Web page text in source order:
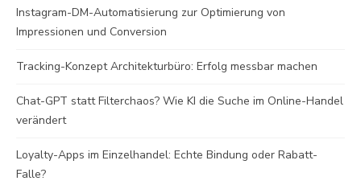
Instagram-DM-Automatisierung zur Optimierung von
Impressionen und Conversion
Tracking-Konzept Architekturbüro: Erfolg messbar machen
Chat-GPT statt Filterchaos? Wie KI die Suche im Online-Handel
verändert
Loyalty-Apps im Einzelhandel: Echte Bindung oder Rabatt-
Falle?